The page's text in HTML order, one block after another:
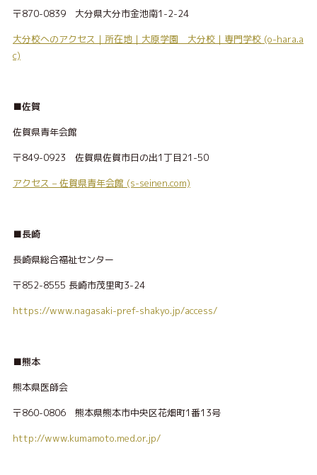
〒870-0839 大分県大分市金池南1-2-24
大分校へのアクセス｜所在地｜大原学園 大分校｜専門学校 (o-hara.a
c)
■佐賀
佐賀県青年会館
〒849-0923 佐賀県佐賀市日の出1丁目21-50
アクセス – 佐賀県青年会館 (s-seinen.com)
■長崎
長崎県総合福祉センター
〒852-8555 長崎市茂里町3-24
https://www.nagasaki-pref-shakyo.jp/access/
■熊本
熊本県医師会
〒860-0806 熊本県熊本市中央区花畑町1番13号
http://www.kumamoto.med.or.jp/